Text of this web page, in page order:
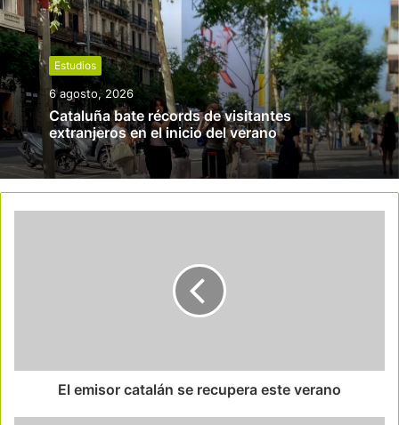
Estudios
6 agosto, 2026
Cataluña bate récords de visitantes
extranjeros en el inicio del verano
El emisor catalán se recupera este verano